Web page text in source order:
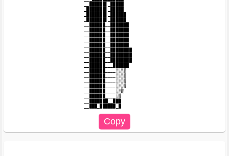
__██████____░░░▒
__██████____░░░▒
__██████____░░░▒
__██████____░░░▒
__██████____░░▒
__██████____░▒